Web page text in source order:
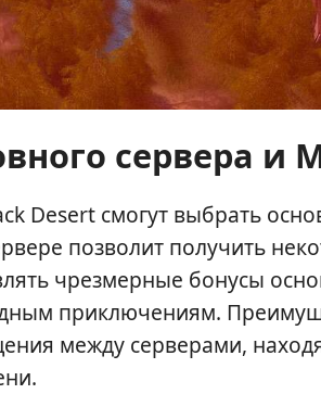
сервера
Desert смогут выбрать
позволит получить
чрезмерные бонусы
приключениям.
между серверами,